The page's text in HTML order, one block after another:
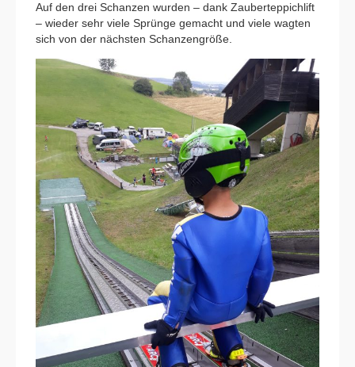
Auf den drei Schanzen wurden – dank Zauberteppichlift
– wieder sehr viele Sprünge gemacht und viele wagten
sich von der nächsten Schanzengröße.